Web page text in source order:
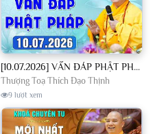
[10.07.2026] VẤN ĐÁP PHẬT PHÁP - Nghe Thầy giảng Pháp mỗi ngày CÔNG ĐỨC VÔ LƯỢNG│TT. Thích Đạo Thịnh
Thượng Toạ Thích Đạo Thịnh
9 lượt xem